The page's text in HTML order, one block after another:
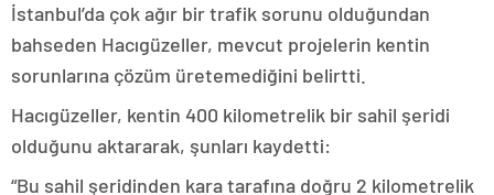
İstanbul’da çok ağır bir trafik sorunu olduğundan
bahseden Hacıgüzeller, mevcut projelerin kentin
sorunlarına çözüm üretemediğini belirtti.
Hacıgüzeller, kentin 400 kilometrelik bir sahil şeridi
olduğunu aktararak, şunları kaydetti:
“Bu sahil şeridinden kara tarafına doğru 2 kilometrelik